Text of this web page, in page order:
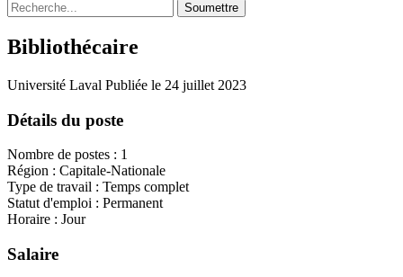
Soumettre
Bibliothécaire
Université Laval Publiée le 24 juillet 2023
Détails du poste
Nombre de postes : 1
Région : Capitale-Nationale
Type de travail : Temps complet
Statut d'emploi : Permanent
Horaire : Jour
Salaire